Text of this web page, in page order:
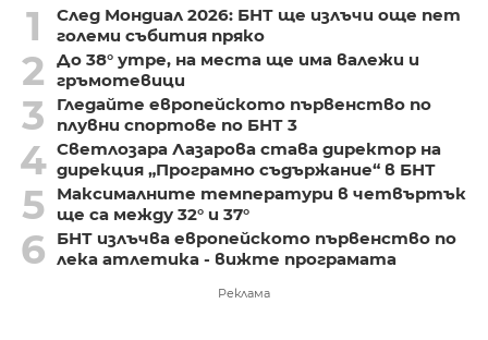
1
След Мондиал 2026: БНТ ще излъчи още пет
големи събития пряко
2
До 38° утре, на места ще има валежи и
гръмотевици
3
Гледайте европейското първенство по
плувни спортове по БНТ 3
4 Светлозара Лазарова става директор на
дирекция „Програмно съдържание“ в БНТ
5
Максималните температури в четвъртък
ще са между 32° и 37°
6
БНТ излъчва европейското първенство по
лека атлетика - вижте програмата
Реклама